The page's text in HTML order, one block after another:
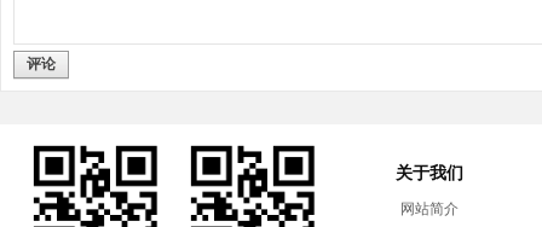
评论
关于我们
网站简介